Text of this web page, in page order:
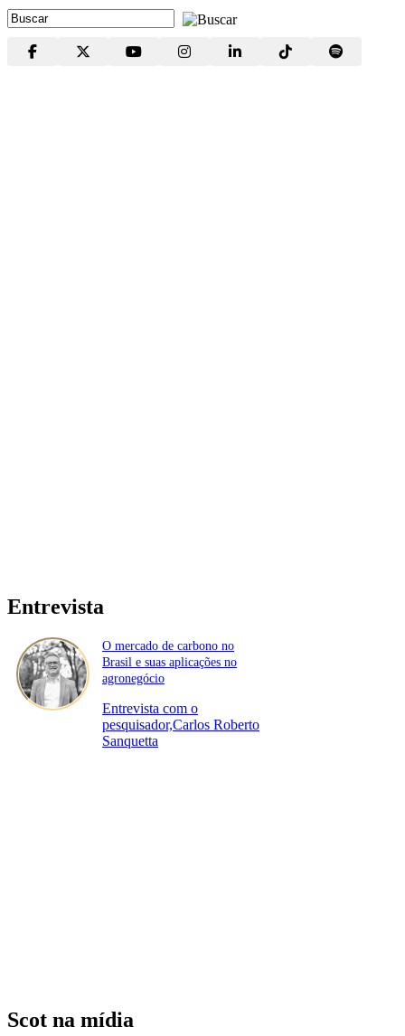
Entrevista
O mercado de carbono no
Brasil e suas aplicações no
agronegócio
Entrevista com o
pesquisador,Carlos Roberto
Sanquetta
Scot na mídia